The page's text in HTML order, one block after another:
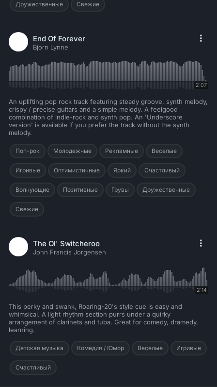
Дружественные Свежие
End Of Forever
Bjorn Lynne
2:07
An uplifting pop rock track featuring steady groove, synth melody,
crispy / precise guitars and a simple melody. A feelgood
combination of indie-rock and synth pop. An 'Underscore
version' is available if you prefer the track without the synth
melody.
Поп-рок Молодежные Рекламные Веселые
Игривые Оптимистичные Яркий Счастливый
Волнующие Позитивные Грувы Дружественные
Свежие
The Ol' Switcheroo
John Francis Jorgensen
2:14
This perky and swank, Roaring-20's style cue is easy and
whimsical. A light rhythm section purrs under a quirky
arrangement of clarinets and tuba. Great for comedy, dramedy,
learning.
Детская музыка Комедия / Юмор Веселые Игривые
Счастливый